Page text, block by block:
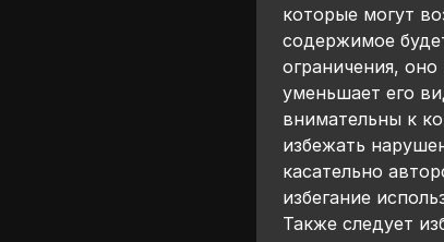
которые могут
содержимое
ограничения,
уменьшает его
внимательны к
избежать
касательно
избегание
Также следует